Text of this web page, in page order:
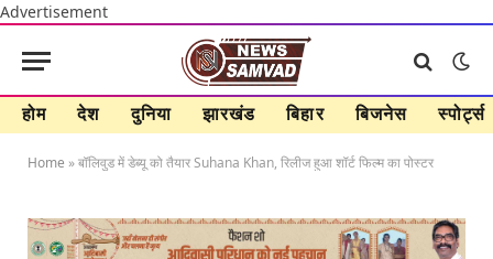
Advertisement
होम देश दुनिया झारखंड बिहार बिजनेस स्पोर्ट्स
Home »बॉलिवुड में डेब्यू को तैयार Suhana Khan, रिलीज हुआ शॉर्ट फिल्म का पोस्टर